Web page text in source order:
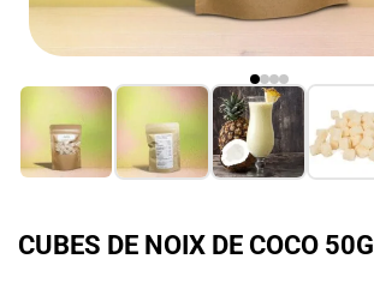
CUBES DE NOIX DE COCO 50G